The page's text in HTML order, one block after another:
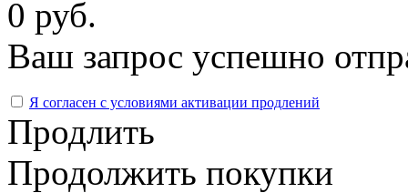
0 руб.
Ваш запрос успешно
Я согласен с условиями активации продлений
Продлить
Продолжить покупки